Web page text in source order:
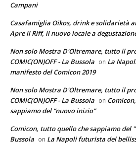
Campani
Casafamiglia Oikos, drink e solidarietà
Apre il Riff, il nuovo locale a
Non solo Mostra D'Oltremare, tutto il
COMIC(ON)OFF - La Bussola on La
manifesto del Comicon 2019
Non solo Mostra D'Oltremare, tutto il
COMIC(ON)OFF - La Bussola on
sappiamo del “nuovo inizio”
Comicon, tutto quello che sappiamo del
Bussola on La Napoli futurista del